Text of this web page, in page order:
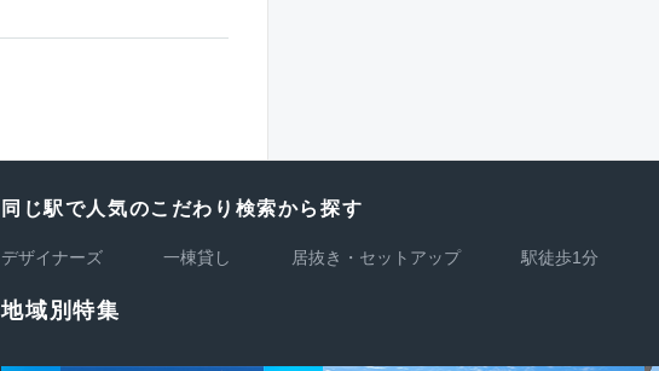
同じ駅で人気のこだわり検索から探す
デザイナーズ 一棟貸し 居抜き・セットアップ 駅徒歩1分
地域別特集